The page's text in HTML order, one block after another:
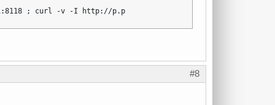
; curl -v -I http://p.p
#8